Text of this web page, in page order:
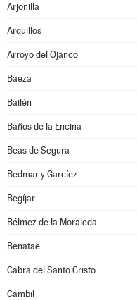
Arjonilla
Arquillos
Arroyo del Ojanco
Baeza
Bailén
Baños de la Encina
Beas de Segura
Bedmar y Garcíez
Begíjar
Bélmez de la Moraleda
Benatae
Cabra del Santo Cristo
Cambil